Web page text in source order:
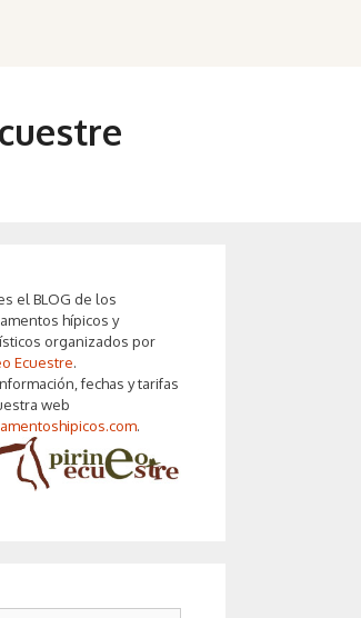
el BLOG de los
hípicos y
organizados por
Ecuestre.
fechas y tarifas
web
.